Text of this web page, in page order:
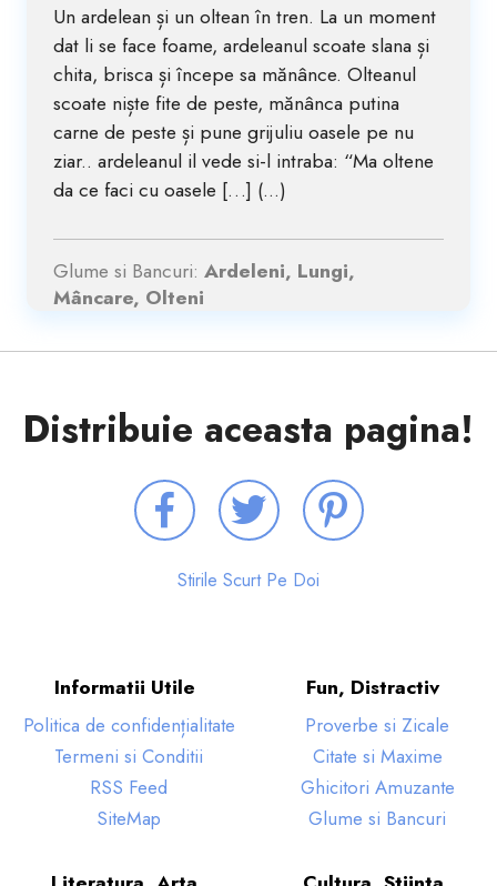
Un ardelean și un oltean în tren. La un moment
dat li se face foame, ardeleanul scoate slana și
chita, brisca și începe sa mănânce. Olteanul
scoate niște fite de peste, mănânca putina
carne de peste și pune grijuliu oasele pe nu
ziar.. ardeleanul il vede si-l intraba: “Ma oltene
da ce faci cu oasele […] (...)
Glume si Bancuri: Ardeleni, Lungi,
Mâncare, Olteni
Distribuie aceasta pagina!
Stirile Scurt Pe Doi
Informatii Utile
Politica de confidențialitate
Termeni si Conditii
RSS Feed
SiteMap
Fun, Distractiv
Proverbe si Zicale
Citate si Maxime
Ghicitori Amuzante
Glume si Bancuri